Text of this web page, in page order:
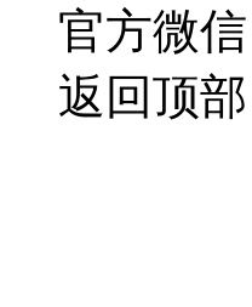
官方微信
返回顶部